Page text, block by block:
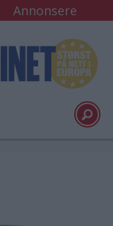
Annonsere